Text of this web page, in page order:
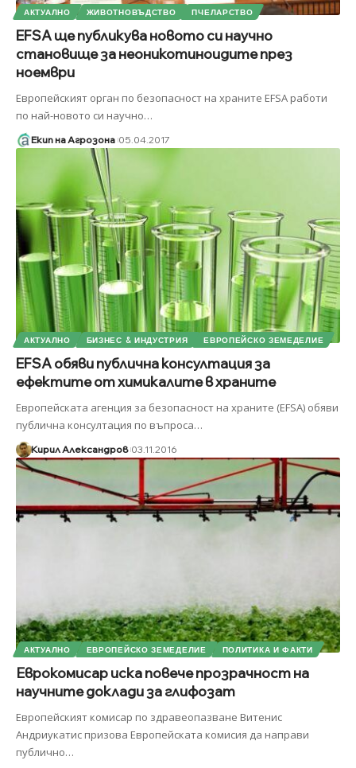
АКТУАЛНО ЖИВОТНОВЪДСТВО ПЧЕЛАРСТВО
EFSA ще публикува новото си научно
становище за неоникотиноидите през
ноември
Европейският орган по безопасност на храните EFSA работи
по най-новото си научно…
Екип на Агрозона 05.04.2017
АКТУАЛНО БИЗНЕС & ИНДУСТРИЯ ЕВРОПЕЙСКО ЗЕМЕДЕЛИЕ
EFSA обяви публична консултация за
ефектите от химикалите в храните
Европейската агенция за безопасност на храните (EFSA) обяви
публична консултация по въпроса…
Кирил Александров 03.11.2016
АКТУАЛНО ЕВРОПЕЙСКО ЗЕМЕДЕЛИЕ ПОЛИТИКА И ФАКТИ
Еврокомисар иска повече прозрачност на
научните доклади за глифозат
Европейският комисар по здравеопазване Витенис
Андриукатис призова Европейската комисия да направи
публично…